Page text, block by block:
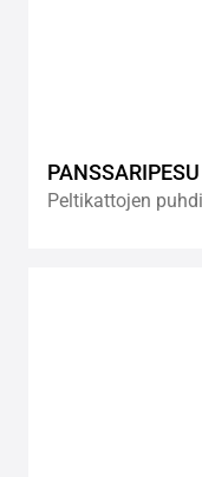
PANSSARIPESU
Peltikattojen